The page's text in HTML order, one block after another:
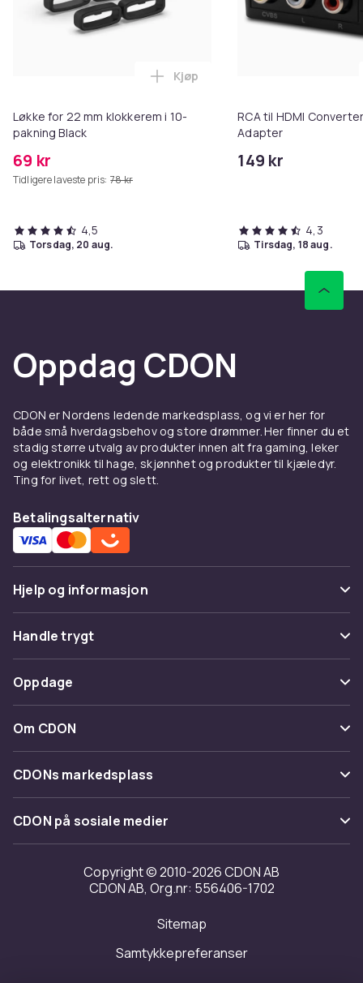
Løkke for 22 mm klokkerem i 10-
pakning Black
69 kr
Tidligere laveste pris: 78 kr
Legg Løkke for 22 mm
Kjøp
4,5
torsdag, 20 aug.
RCA til HDMI
Adapter
149 kr
4,3
tirsdag, 18 aug.
Oppdag CDON
CDON er Nordens ledende markedsplass, og vi er her for
både små hverdagsbehov og store drømmer. Her finner du et
stadig større utvalg av produkter innen alt fra gaming, leker
og elektronikk til hage, skjønnhet og produkter til kjæledyr.
Ting for livet, rett og slett.
Betalingsalternativ
Hjelp og informasjon
Vanlige spørsmål
Spor pakke
Angre & returner her
Kontakt oss
Handle trygt
Betaling
Levering
Tilbakekallinger
Oppdage
Kategorier
Varemerker
Om CDON
Om oss
Kundeanmeldelser
Jobbe på CDON
Investor relations
Tilgjengelighet
CDONs markedsplass
Merchant Help Center
CDON på sosiale medier
Copyright © 2010-2026 CDON AB
CDON AB, Org.nr: 556406-1702
Sitemap
Samtykkepreferanser